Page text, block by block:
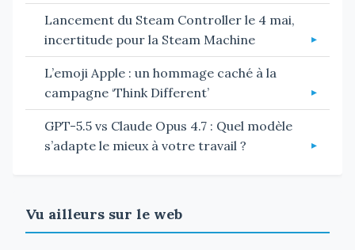
Lancement du Steam Controller le 4 mai,
incertitude pour la Steam Machine
L’emoji Apple : un hommage caché à la
campagne ‘Think Different’
GPT-5.5 vs Claude Opus 4.7 : Quel modèle
s’adapte le mieux à votre travail ?
Vu ailleurs sur le web